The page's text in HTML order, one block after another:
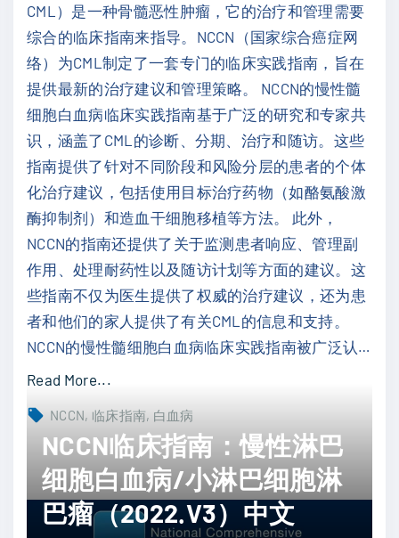
毛
细
胞
白
血
病
（
2
0
2
1
.
V
1
文
"
CML）是一种骨髓恶性肿瘤，它的治疗和管理需要
综合的临床指南来指导。NCCN（国家综合癌症网
络）为CML制定了一套专门的临床实践指南，旨在
提供最新的治疗建议和管理策略。 NCCN的慢性髓
细胞白血病临床实践指南基于广泛的研究和专家共
识，涵盖了CML的诊断、分期、治疗和随访。这些
指南提供了针对不同阶段和风险分层的患者的个体
化治疗建议，包括使用目标治疗药物（如酪氨酸激
酶抑制剂）和造血干细胞移植等方法。 此外，
NCCN的指南还提供了关于监测患者响应、管理副
作用、处理耐药性以及随访计划等方面的建议。这
些指南不仅为医生提供了权威的治疗建议，还为患
者和他们的家人提供了有关CML的信息和支持。
NCCN的慢性髓细胞白血病临床实践指南被广泛认 …
Read More..."
N
C
C
N
临
NCCN 临床指南 白血病
NCCN临床指南：慢性淋巴
细胞白血病/小淋巴细胞淋
巴瘤（2022.V3）中文